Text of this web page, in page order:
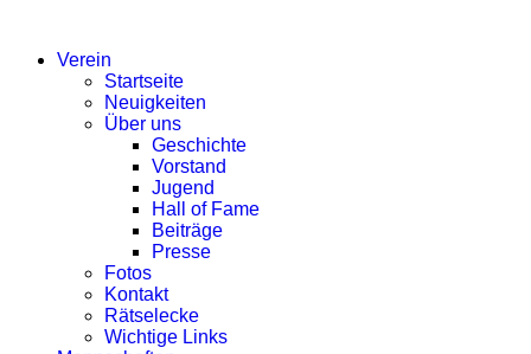
Verein
Startseite
Neuigkeiten
Über uns
Geschichte
Vorstand
Jugend
Hall of Fame
Beiträge
Presse
Fotos
Kontakt
Rätselecke
Wichtige Links